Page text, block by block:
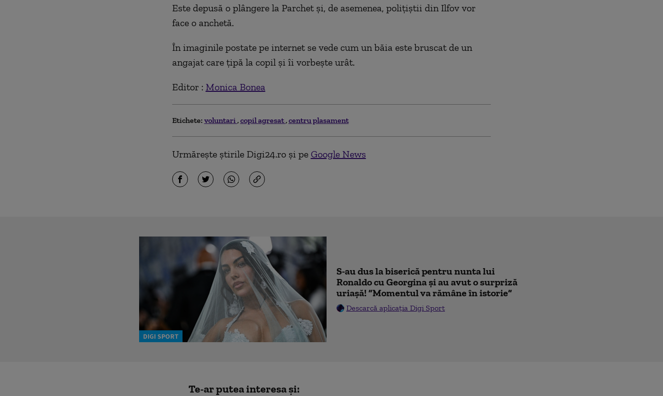
Este depusă o plângere la Parchet și, de asemenea, polițiștii din Ilfov vor
face o anchetă.
În imaginile postate pe internet se vede cum un băia este bruscat de un
angajat care țipă la copil și îi vorbește urât.
Editor : Monica Bonea
Etichete: voluntari copil agresat centru plasament
Urmărește știrile Digi24.ro și pe Google News
DIGI SPORT
S-au dus la biserică pentru nunta lui
Ronaldo cu Georgina și au avut o surpriză
uriașă! ”Momentul va rămâne în istorie”
Descarcă aplicația Digi Sport
Te-ar putea interesa și: